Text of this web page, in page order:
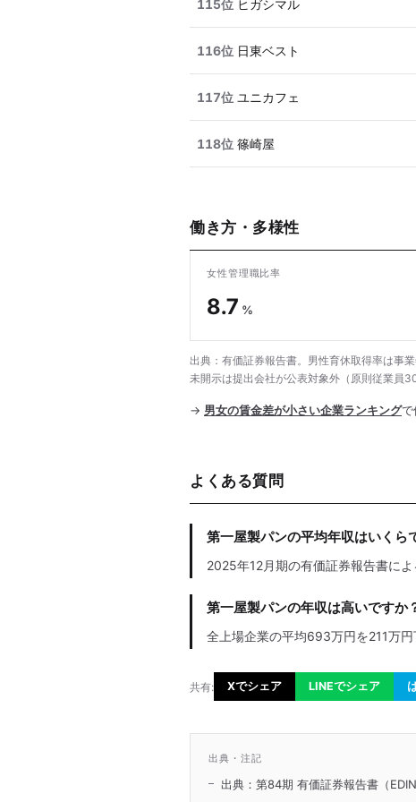
115位 ヒガシマル
116位 日東ベスト
117位 ユニカフェ
118位 篠崎屋
働き方・多様性
女性管理職比率
8.7 %
出典：有価証券報告書。男性育休取得率は事
未開示は提出会社が公表対象外（原則従業員
→ 男女の賃金差が小さい企業ランキングで
よくある質問
第一屋製パンの平均年収はいくら
2025年12月期の有価証券報告書に
第一屋製パンの年収は高いですか
全上場企業の平均693万円を211万
共有: Xでシェア LINEでシェア
出典・注記
出典：第84期 有価証券報告書（